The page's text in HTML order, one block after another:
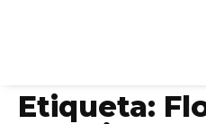
Etiqueta: